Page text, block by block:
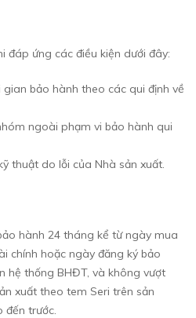
đáp ứng các điều kiện dưới đây:
bảo hành theo các qui định về
ngoài phạm vi bảo hành qui
thuật do lỗi của Nhà sản xuất.
hành 24 tháng kể từ ngày mua
chính hoặc ngày đăng ký bảo
hệ thống BHĐT, và không vượt
xuất theo tem Seri trên sản
đến trước.